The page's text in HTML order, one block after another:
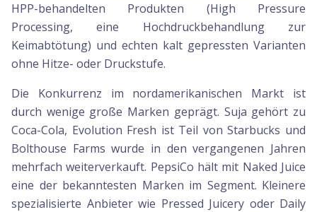
HPP-behandelten Produkten (High Pressure
Processing, eine Hochdruckbehandlung zur
Keimabtötung) und echten kalt gepressten Varianten
ohne Hitze- oder Druckstufe.
Die Konkurrenz im nordamerikanischen Markt ist
durch wenige große Marken geprägt. Suja gehört zu
Coca-Cola, Evolution Fresh ist Teil von Starbucks und
Bolthouse Farms wurde in den vergangenen Jahren
mehrfach weiterverkauft. PepsiCo hält mit Naked Juice
eine der bekanntesten Marken im Segment. Kleinere
spezialisierte Anbieter wie Pressed Juicery oder Daily